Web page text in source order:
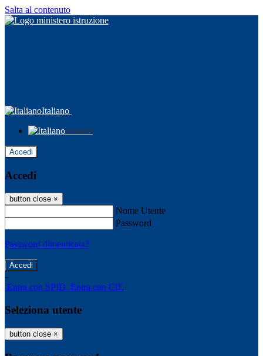
Salta al contenuto
Italiano
Italiano
Accedi
Accedi
button close ×
Nome Utente
Password
Password dimenticata?
-
Entra con SPID Entra con CIE
Seleziona utente
button close ×